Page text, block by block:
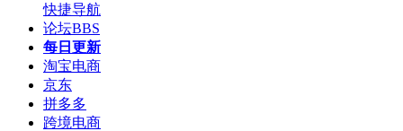
快捷导航
论坛BBS
每日更新
淘宝电商
京东
拼多多
跨境电商